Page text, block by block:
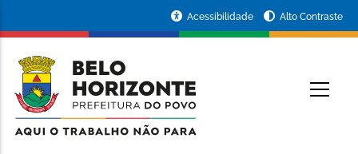
conteúdo
principal
da
Prefeitura
de
Acessibilidade Alto Contraste